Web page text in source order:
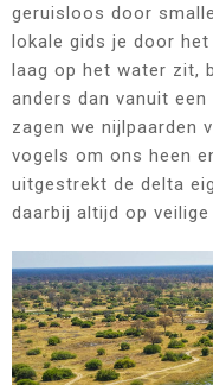
geruisloos door
lokale gids je door
laag op het water zit,
anders dan vanuit
zagen we nijlpaarden
vogels om ons heen
uitgestrekt de delta
daarbij altijd op